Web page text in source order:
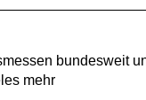
bundesweit
mehr